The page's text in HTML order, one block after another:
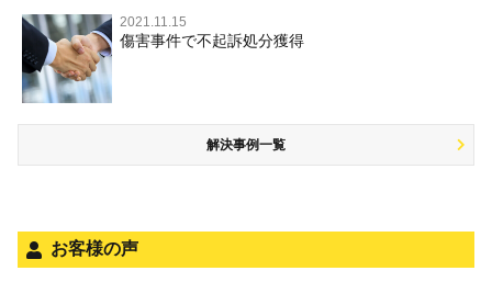
自首・出頭の不安や悩みを解消するためには
業務妨害
公務執行妨害
公然わいせつ罪，わいせつ物頒布罪，淫行勧誘罪
児童ポルノ，リベンジポルノ
風営法・風適法違反
盗品売買・譲り受け等
知的財産と刑事事件
危険ドラッグ
無免許運転
飲酒運転
商標法違反
放火・失火
犯罪収益移転防止法違反
ストーカー事件
銃刀法違反
取調べの注意点
少年事件の手続と特色
法人と刑事事件（脱税関係，従業員逮捕，予防法務等）
面会・差し入れ
2021.11.15
傷害事件で不起訴処分獲得
解決事例一覧
お客様の声